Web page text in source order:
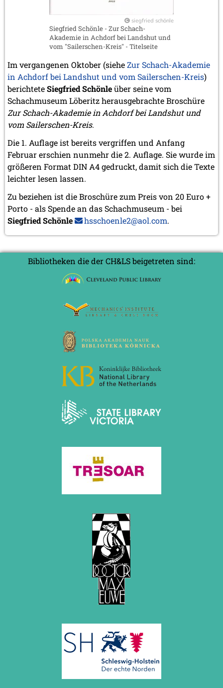
siegfried schönle
Siegfried Schönle - Zur Schach-
Akademie in Achdorf bei Landshut und
vom "Sailerschen-Kreis" - Titelseite
Im vergangenen Oktober (sieheZur Schach-Akademie
in Achdorf bei Landshut und vom Sailerschen-Kreis)
berichteteSiegfried Schönleüber seine vom
Schachmuseum Löberitz herausgebrachte Broschüre
Zur Schach-Akademie in Achdorf bei Landshut und
vom Sailerschen-Kreis.
Die 1. Auflage ist bereits vergriffen und Anfang
Februar erschien nunmehr die 2. Auflage. Sie wurde im
größeren Format DIN A4 gedruckt, damit sich die Texte
leichter lesen lassen.
Zu beziehen ist die Broschüre zum Preis von 20 Euro +
Porto - als Spende an das Schachmuseum - bei
Siegfried Schönle
hsschoenle2@aol.com.
Bibliotheken die der CH&LS beigetreten sind: